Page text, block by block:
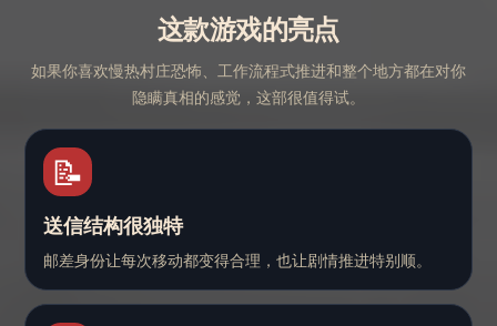
这款游戏的亮点
如果你喜欢慢热村庄恐怖、工作流程式推进和整个地方都在对你
隐瞒真相的感觉，这部很值得试。
📝
送信结构很独特
邮差身份让每次移动都变得合理，也让剧情推进特别顺。